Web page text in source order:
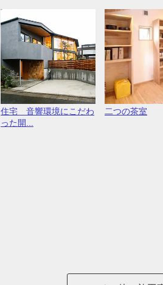
住宅 音響環境にこだわ
った開...
二つの茶室